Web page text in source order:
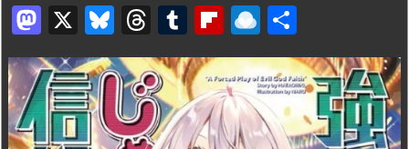
M
a
st
o
d
X
Bl
u
e
s
k
T
hr
e
a
d
T
u
m
bl
r
Fl
ip
b
o
ar
R
ai
n
dr
o
有